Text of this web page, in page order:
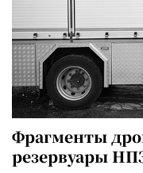
Фрагменты
резервуары